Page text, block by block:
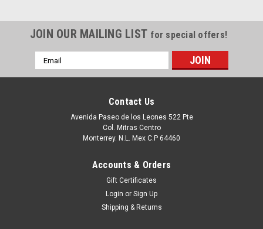
JOIN OUR MAILING LIST for special offers!
Email
Address
Contact Us
Avenida Paseo de los Leones 522 Pte
Col. Mitras Centro
Monterrey. N.L. Mex C.P 64460
Accounts & Orders
Gift Certificates
Login or Sign Up
Shipping & Returns